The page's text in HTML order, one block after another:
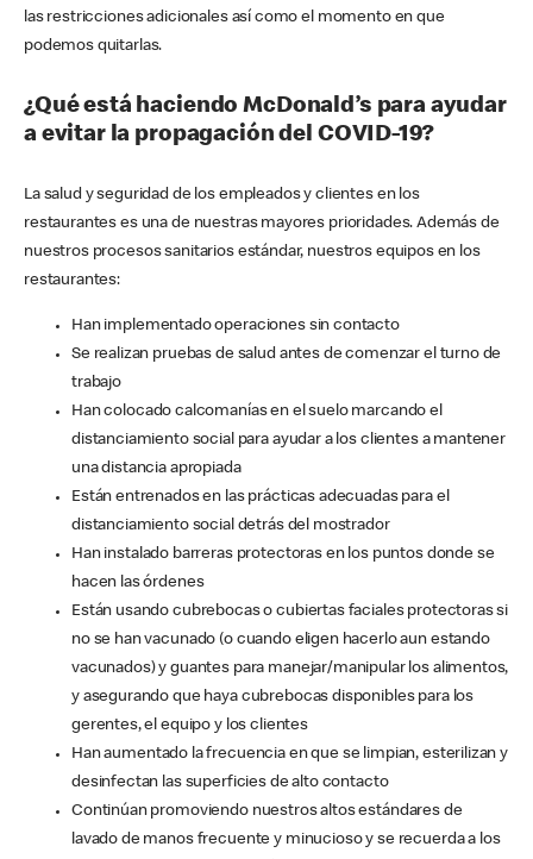
las restricciones adicionales así como el momento en que
podemos quitarlas.
¿Qué está haciendo McDonald’s para ayudar
a evitar la propagación del COVID-19?
La salud y seguridad de los empleados y clientes en los
restaurantes es una de nuestras mayores prioridades. Además de
nuestros procesos sanitarios estándar, nuestros equipos en los
restaurantes:
Han implementado operaciones sin contacto
Se realizan pruebas de salud antes de comenzar el turno de
trabajo
Han colocado calcomanías en el suelo marcando el
distanciamiento social para ayudar a los clientes a mantener
una distancia apropiada
Están entrenados en las prácticas adecuadas para el
distanciamiento social detrás del mostrador
Han instalado barreras protectoras en los puntos donde se
hacen las órdenes
Están usando cubrebocas o cubiertas faciales protectoras si
no se han vacunado (o cuando eligen hacerlo aun estando
vacunados) y guantes para manejar/manipular los alimentos,
y asegurando que haya cubrebocas disponibles para los
gerentes, el equipo y los clientes
Han aumentado la frecuencia en que se limpian, esterilizan y
desinfectan las superficies de alto contacto
Continúan promoviendo nuestros altos estándares de
lavado de manos frecuente y minucioso y se recuerda a los